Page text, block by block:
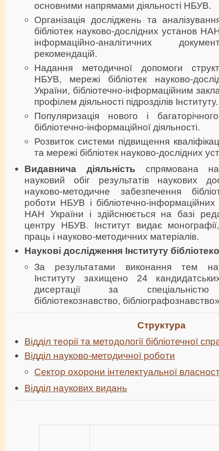
основними напрямами діяльності НБУВ.
Організація досліджень та
бібліотек науково-дослідних установ
інформаційно-аналітичних
рекомендацій.
Надання методичної допомоги
НБУВ, мережі бібліотек науково-
України, бібліотечно-інформаційним
профілем діяльності підрозділів Інституту.
Популяризація нового і
бібліотечно-інформаційної діяльності.
Розвиток системи підвищення
та мережі бібліотек науково-дослідних
Видавнича діяльність спрямована
науковий обіг результатів наукових
науково-методичне забезпечення
роботи НБУВ і бібліотечно-інформаційних
НАН України і здійснюється на базі
центру НБУВ. Інститут видає
праць і науково-методичних матеріалів.
Наукові дослідження Інституту
За результатами виконання тем
Інституту захищено 24
дисертації за спеціальністю
бібліотекознавство,
Структура
Відділ теорії та методології бібліотечної
Відділ науково-методичної роботи
Сектор охорони інтелектуальної
Відділ наукових видань